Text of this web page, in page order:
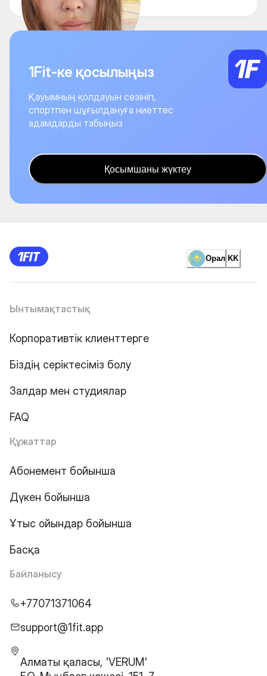
1Fit-ке қосылыңыз
Қауымның қолдауын сезініп,
спортпен шұғылдануға ниеттес
адамдарды табыңыз
Қосымшаны жүктеу
Орал KK
Ынтымақтастық
Корпоративтік клиенттерге
Біздің серіктесіміз болу
Залдар мен студиялар
FAQ
Құжаттар
Абонемент бойынша
Дүкен бойынша
Ұтыс ойындар бойынша
Басқа
Байланысу
+77071371064
support@1fit.app
Алматы қаласы, 'VERUM'